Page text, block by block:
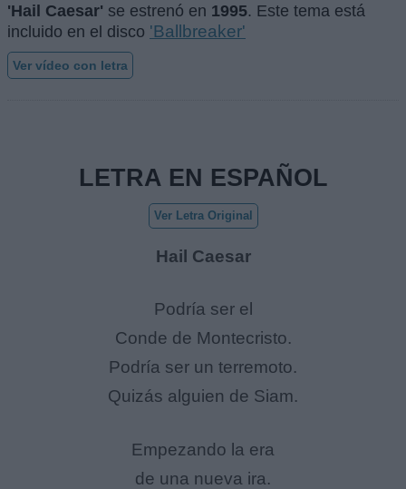
'Hail Caesar' se estrenó en 1995. Este tema está
incluido en el disco 'Ballbreaker'
Ver vídeo con letra
LETRA EN ESPAÑOL
Ver Letra Original
Hail Caesar
Podría ser el
Conde de Montecristo.
Podría ser un terremoto.
Quizás alguien de Siam.
Empezando la era
de una nueva ira.